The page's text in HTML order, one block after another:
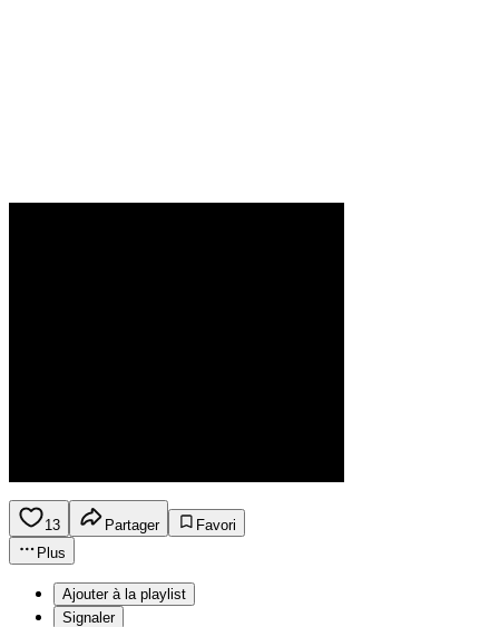
13 Partager
Favori
Plus
Ajouter à la playlist
Signaler